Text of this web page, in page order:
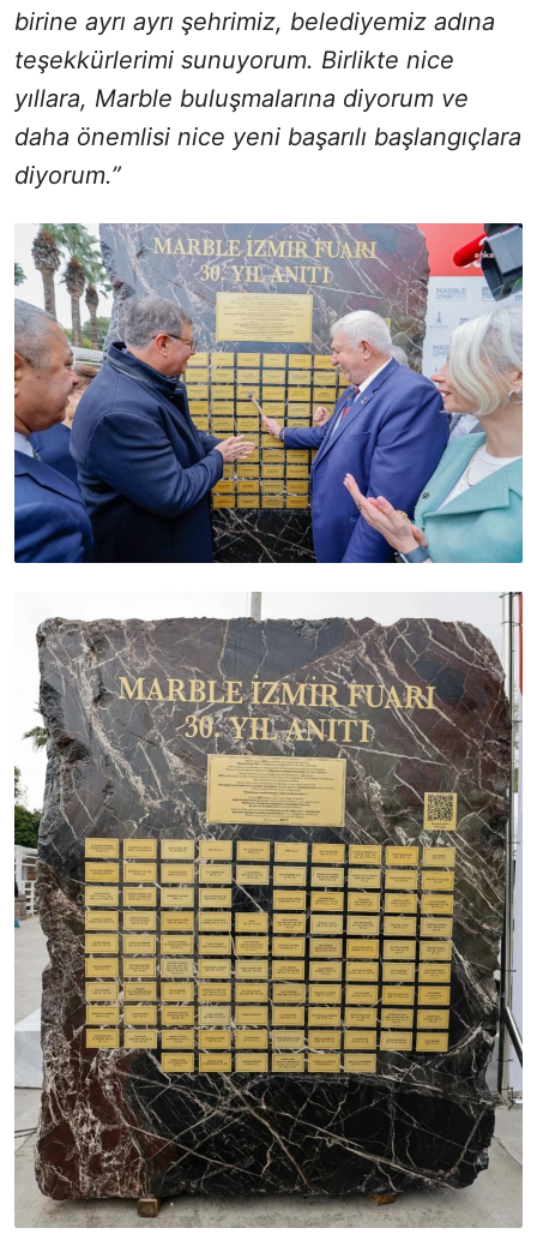
birine ayrı ayrı şehrimiz, belediyemiz adına
teşekkürlerimi sunuyorum. Birlikte nice
yıllara, Marble buluşmalarına diyorum ve
daha önemlisi nice yeni başarılı başlangıçlara
diyorum.”